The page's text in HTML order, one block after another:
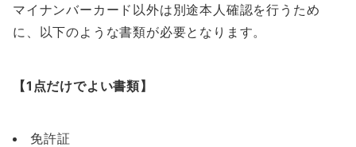
マイナンバーカード以外は別途本人確認を行うため
に、以下のような書類が必要となります。
【1点だけでよい書類】
免許証